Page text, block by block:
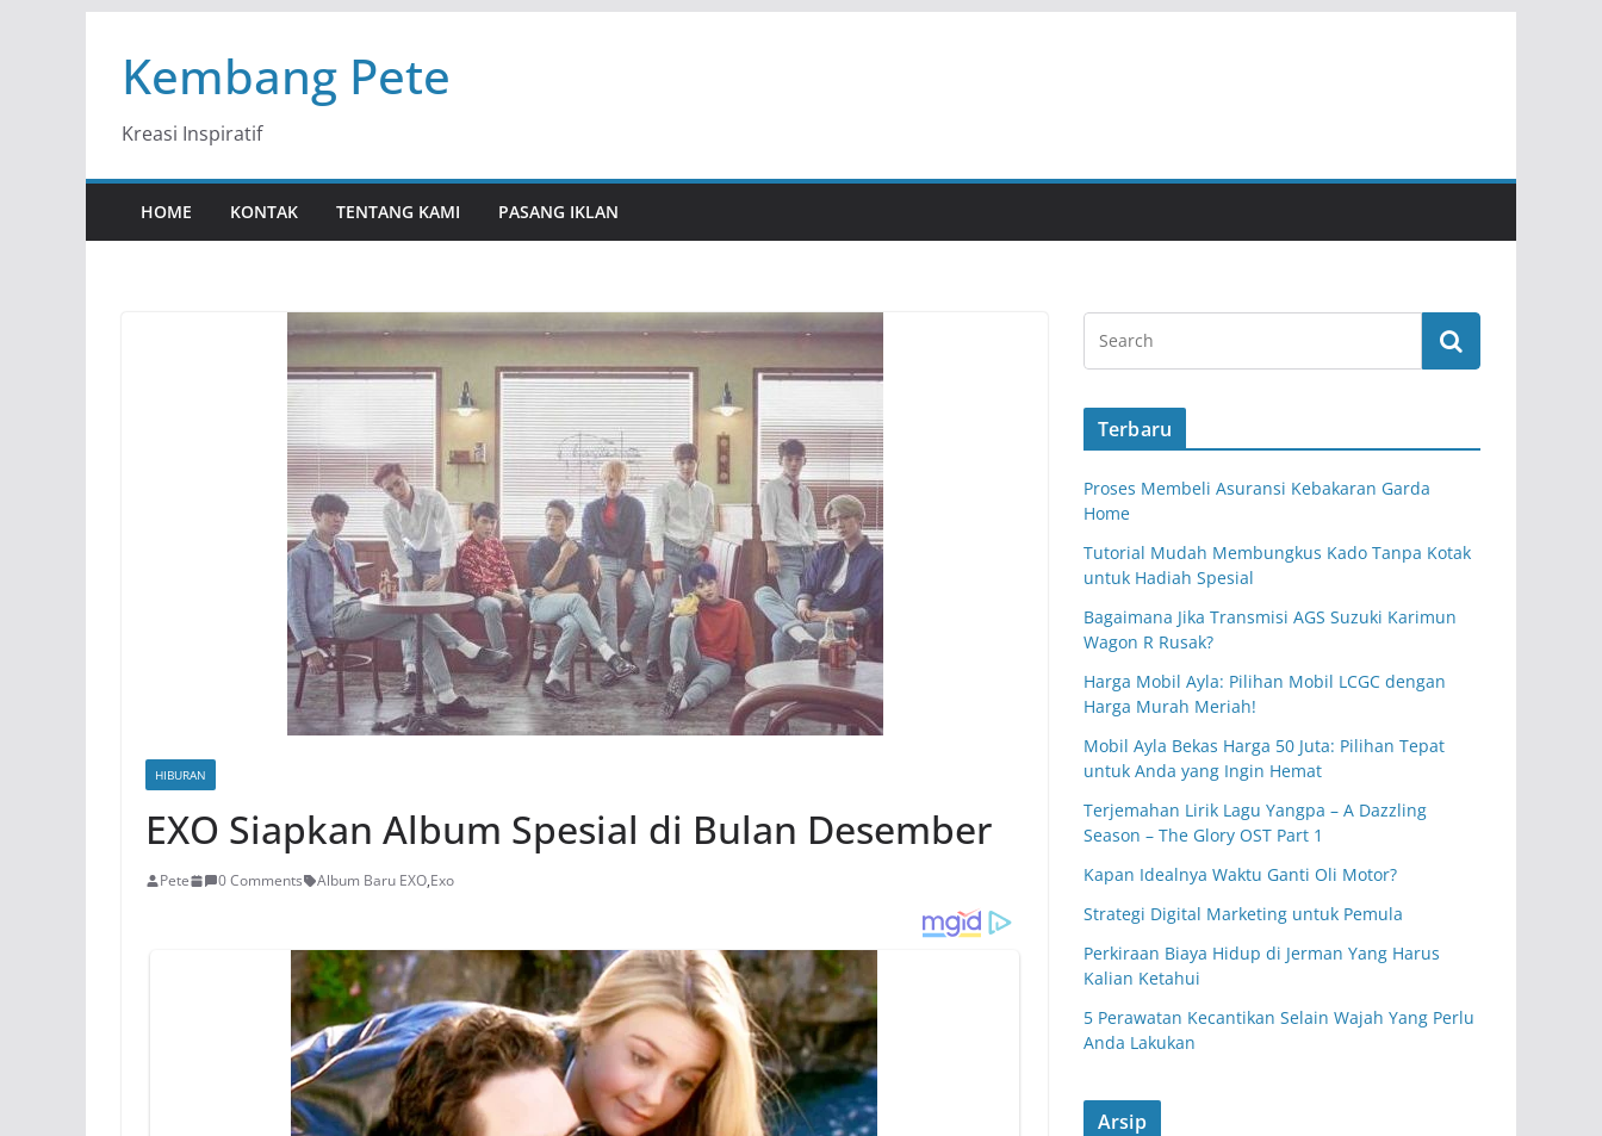
contentKembang Pete
Kreasi Inspiratif
HOME KONTAK TENTANG KAMI PASANG IKLAN
HIBURAN
EXO Siapkan Album Spesial di Bulan Desember
Pete 0 Comments Album Baru EXO,Exo
Terbaru
Proses Membeli Asuransi Kebakaran Garda
Home
Tutorial Mudah Membungkus Kado Tanpa Kotak
untuk Hadiah Spesial
Bagaimana Jika Transmisi AGS Suzuki Karimun
Wagon R Rusak?
Harga Mobil Ayla: Pilihan Mobil LCGC dengan
Harga Murah Meriah!
Mobil Ayla Bekas Harga 50 Juta: Pilihan Tepat
untuk Anda yang Ingin Hemat
Terjemahan Lirik Lagu Yangpa – A Dazzling
Season – The Glory OST Part 1
Kapan Idealnya Waktu Ganti Oli Motor?
Strategi Digital Marketing untuk Pemula
Perkiraan Biaya Hidup di Jerman Yang Harus
Kalian Ketahui
5 Perawatan Kecantikan Selain Wajah Yang Perlu
Anda Lakukan
Arsip